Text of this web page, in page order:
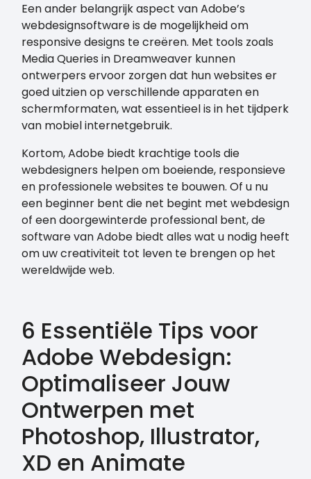
Een ander belangrijk aspect van Adobe’s
webdesignsoftware is de mogelijkheid om
responsive designs te creëren. Met tools zoals
Media Queries in Dreamweaver kunnen
ontwerpers ervoor zorgen dat hun websites er
goed uitzien op verschillende apparaten en
schermformaten, wat essentieel is in het tijdperk
van mobiel internetgebruik.
Kortom, Adobe biedt krachtige tools die
webdesigners helpen om boeiende, responsieve
en professionele websites te bouwen. Of u nu
een beginner bent die net begint met webdesign
of een doorgewinterde professional bent, de
software van Adobe biedt alles wat u nodig heeft
om uw creativiteit tot leven te brengen op het
wereldwijde web.
6 Essentiële Tips voor
Adobe Webdesign:
Optimaliseer Jouw
Ontwerpen met
Photoshop, Illustrator,
XD en Animate